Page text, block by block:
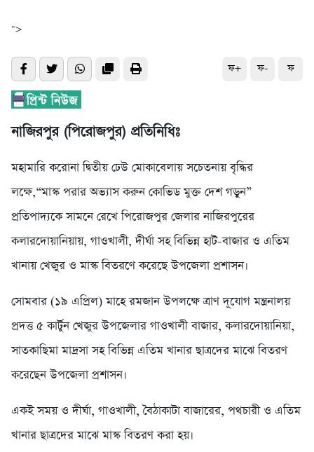
">
ফ+ ফ- ফ
নাজিরপুর (পিরোজপুর) প্রতিনিধিঃ
মহামারি করোনা দ্বিতীয় ঢেউ মোকাবেলায় সচেতনায় বৃদ্ধির
লক্ষে,“মাস্ক পরার অভ্যাস করুন কোভিড মুক্ত দেশ গড়ুন”
প্রতিপাদ্যকে সামনে রেখে পিরোজপুর জেলার নাজিরপুরের
কলারদোয়ানিয়ায়, গাওখালী, দীর্ঘা সহ বিভিন্ন হাট-বাজার ও এতিম
খানায় খেজুর ও মাস্ক বিতরণে করেছে উপজেলা প্রশাসন।
সোমবার (১৯ এপ্রিল) মাহে রমজান উপলক্ষে ত্রাণ দূযোগ মন্ত্রনালয়
প্রদত্ত ৫ কার্টুন খেজুর উপজেলার গাওখালী বাজার, কলারদোয়ানিয়া,
সাতকাছিমা মাদ্রসা সহ বিভিন্ন এতিম খানার ছাত্রদের মাঝে বিতরণ
করেছেন উপজেলা প্রশাসন।
একই সময় ও দীর্ঘা, গাওখালী, বৈঠাকাটা বাজারের, পথচারী ও এতিম
খানার ছাত্রদের মাঝে মাস্ক বিতরণ করা হয়।